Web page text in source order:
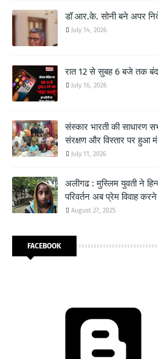
डॉ आर.के. सोनी बने अपर
July 14, 2026
रात 12 से सुबह 6 बजे तक बंद
July 16, 2026
संस्कार भारती की साधारण
संरक्षण और विस्तार पर हुआ
July 11, 2026
अलीगढ : मुस्लिम युवती ने
परिवर्तन अब प्रेम विवाह
August 27, 2025
FACEBOOK